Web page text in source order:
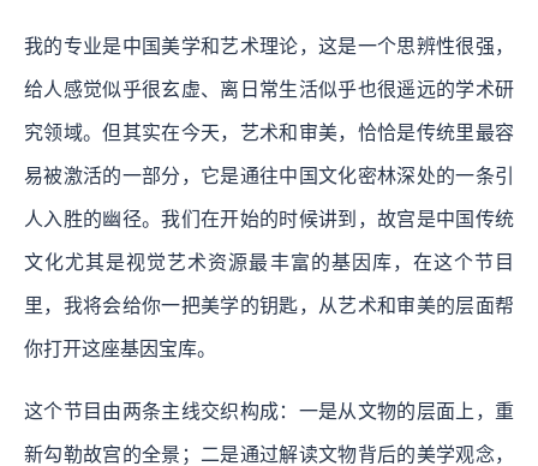
我的专业是中国美学和艺术理论，这是一个思辨性很强，
给人感觉似乎很玄虚、离日常生活似乎也很遥远的学术研
究领域。但其实在今天，艺术和审美，恰恰是传统里最容
易被激活的一部分，它是通往中国文化密林深处的一条引
人入胜的幽径。我们在开始的时候讲到，故宫是中国传统
文化尤其是视觉艺术资源最丰富的基因库，在这个节目
里，我将会给你一把美学的钥匙，从艺术和审美的层面帮
你打开这座基因宝库。
这个节目由两条主线交织构成：一是从文物的层面上，重
新勾勒故宫的全景；二是通过解读文物背后的美学观念，